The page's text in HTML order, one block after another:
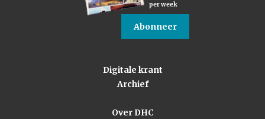
per week
Abonneer
Digitale krant
Archief
Over DHC